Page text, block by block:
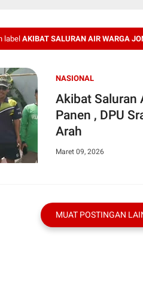
label AKIBAT SALURAN AIR WARGA
NASIONAL
Akibat Saluran Air Warga Jono-
Panen , DPU
Arah
Maret 09, 2026
MUAT POSTINGAN